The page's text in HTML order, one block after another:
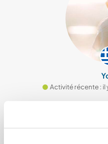
Activité récente : il